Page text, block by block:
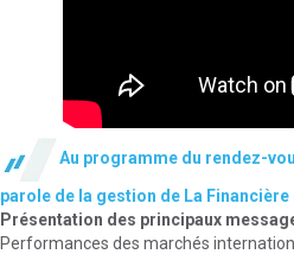
Au programme du rendez-
parole de la gestion de La
Présentation des principaux
Performances des marchés